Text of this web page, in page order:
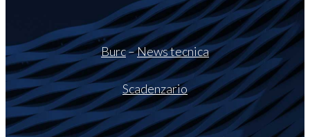
Burc–News tecnica
Scadenzario